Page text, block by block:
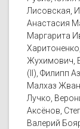
Лисовская,
Анастасия
Маргарита
Жухимович,
(II), Филипп
Малхаз
Лучко,
Аксёнов,
Валерий